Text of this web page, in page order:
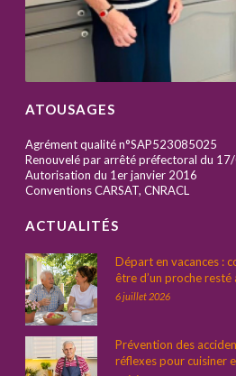
ATOUSAGES
Agrément qualité n°SAP523085025
Renouvelé par arrêté préfectoral du
Autorisation du 1er janvier 2016
Conventions CARSAT, CNRACL
ACTUALITÉS
Départ en vacances :
être d’un proche resté
6 juillet 2026
Prévention des
réflexes pour cuisiner